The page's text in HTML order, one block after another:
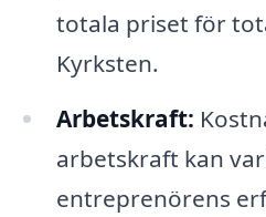
totala priset för
Kyrksten.
Arbetskraft:
arbetskraft kan
entreprenörens